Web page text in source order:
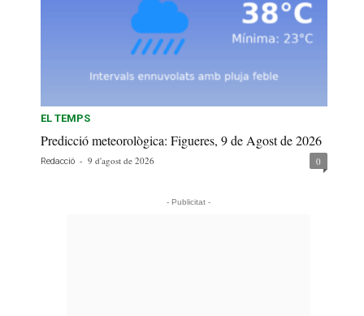
EL TEMPS
Predicció meteorològica: Figueres, 9 de Agost de 2026
Redacció - 9 d'agost de 2026 0
- Publicitat -